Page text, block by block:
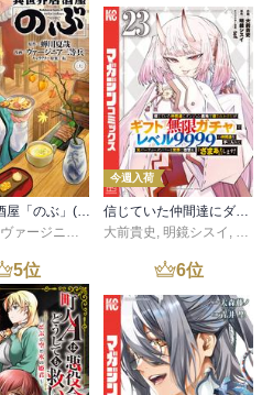
異世界居酒屋「のぶ」(22)
ヴァージニア二等兵 ,転
今週入荷
信じていた仲間達にダンジョン奥地で殺されかけたがギフト『無限ガチャ』でレベル９９９９の仲間達を手に入れて元パーティーメンバーと世界に復讐＆『ざまぁ！』します！（２３）
大前貴史 , 明鏡シスイ , ｔ
5位 6位